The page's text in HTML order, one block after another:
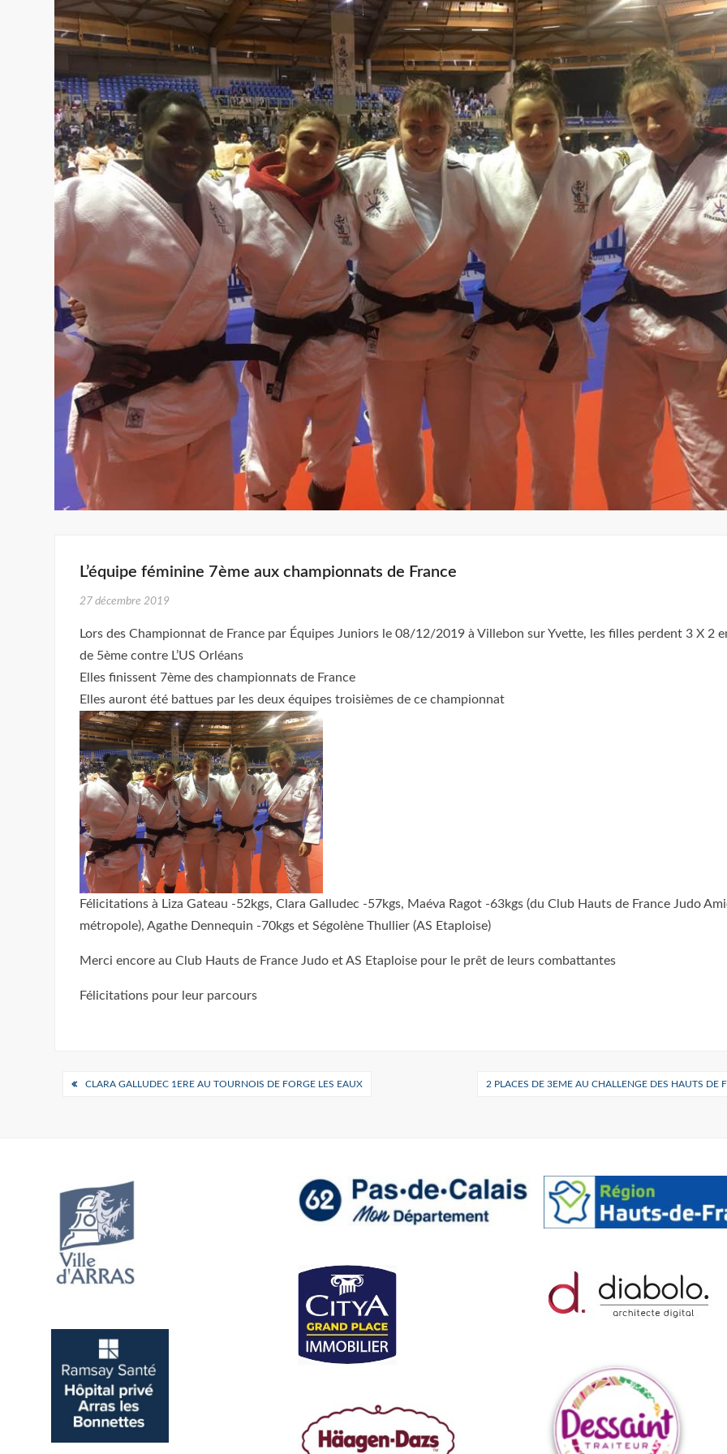
L’équipe féminine 7ème aux championnats de France
27 décembre 2019
Lors des Championnat de France par Équipes Juniors le 08/12/2019 à Villebon sur Yvette, les filles perdent 3 X 2
de 5ème contre L’US Orléans
Elles finissent 7ème des championnats de France
Elles auront été battues par les deux équipes troisièmes de ce championnat
Félicitations à Liza Gateau -52kgs, Clara Galludec -57kgs, Maéva Ragot -63kgs (du Club Hauts de France Judo
métropole), Agathe Dennequin -70kgs et Ségolène Thullier (AS Etaploise)
Merci encore au Club Hauts de France Judo et AS Etaploise pour le prêt de leurs combattantes
Félicitations pour leur parcours
Navigation
CLARA GALLUDEC 1ERE AU TOURNOIS DE FORGE LES EAUX 2 PLACES DE 3EME AU CHALLENGE DES HAUTS DE